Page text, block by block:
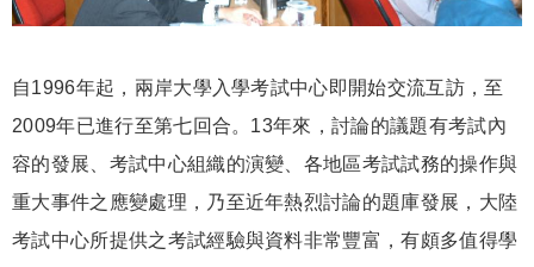
自1996年起，兩岸大學入學考試中心即開始交流互訪，至
2009年已進行至第七回合。13年來，討論的議題有考試內
容的發展、考試中心組織的演變、各地區考試試務的操作與
重大事件之應變處理，乃至近年熱烈討論的題庫發展，大陸
考試中心所提供之考試經驗與資料非常豐富，有頗多值得學